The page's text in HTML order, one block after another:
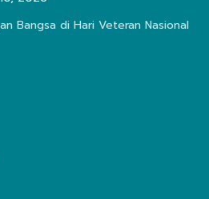
Bangsa di Hari Veteran Nasional